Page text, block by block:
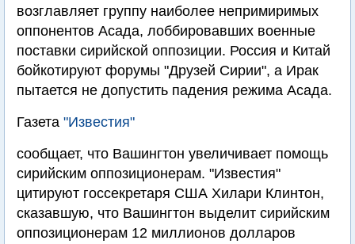
возглавляет группу наиболее непримиримых
оппонентов Асада, лоббировавших военные
поставки сирийской оппозиции. Россия и Китай
бойкотируют форумы "Друзей Сирии", а Ирак
пытается не допустить падения режима Асада.
Газета "Известия"
сообщает, что Вашингтон увеличивает помощь
сирийским оппозиционерам. "Известия"
цитируют госсекретаря США Хилари Клинтон,
сказавшую, что Вашингтон выделит сирийским
оппозиционерам 12 миллионов долларов